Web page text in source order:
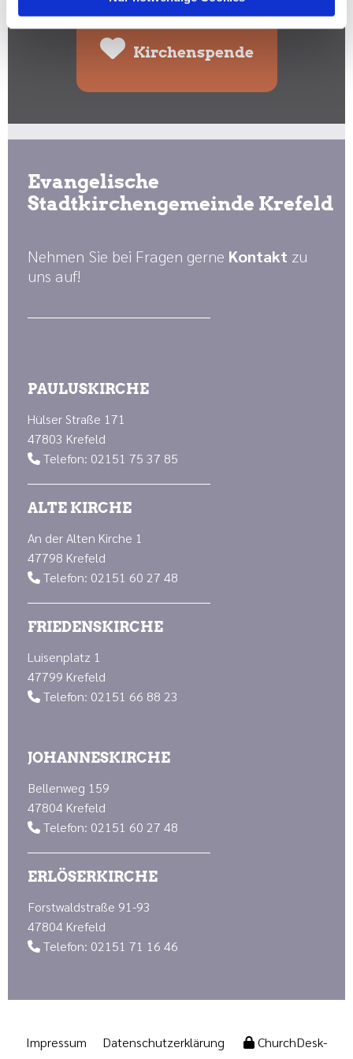
Kirchenspende
Evangelische
Stadtkirchengemeinde Krefeld
Nehmen Sie bei Fragen gerne Kontakt zu
uns auf!
PAULUSKIRCHE
Hülser Straße 171
47803 Krefeld
 Telefon: 02151 75 37 85
ALTE KIRCHE
An der Alten Kirche 1
47798 Krefeld
 Telefon: 02151 60 27 48
FRIEDENSKIRCHE
Luisenplatz 1
47799 Krefeld
 Telefon: 02151 66 88 23
JOHANNESKIRCHE
Bellenweg 159
47804 Krefeld
 Telefon: 02151 60 27 48
ERLÖSERKIRCHE
Forstwaldstraße 91-93
47804 Krefeld
 Telefon: 02151 71 16 46
Impressum Datenschutzerklärung
ChurchDesk-